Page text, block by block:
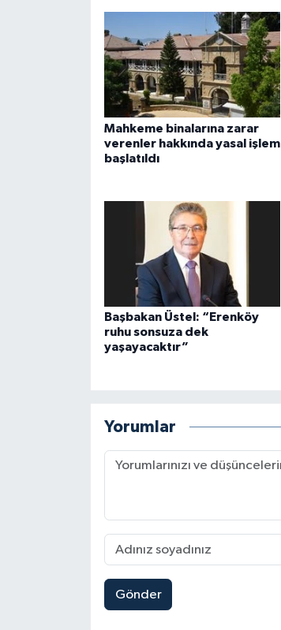
Mahkeme binalarına zarar
verenler hakkında yasal işlem
başlatıldı
Başbakan Üstel: “Erenköy
ruhu sonsuza dek
yaşayacaktır”
Yorumlar
Gönder